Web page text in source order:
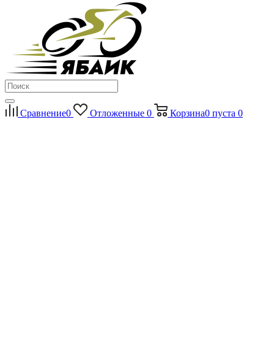
Сравнение0 Отложенные 0 Корзина0 пуста 0